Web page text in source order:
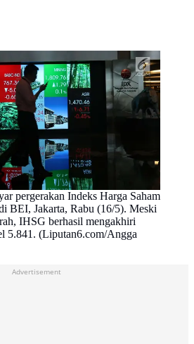
pergerakan Indeks Harga Saham
BEI, Jakarta, Rabu (16/5). Meski
IHSG berhasil mengakhiri
5.841. (Liputan6.com/Angga
Advertisement